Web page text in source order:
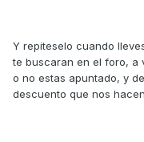
Y repiteselo cuando
te buscaran en el foro, a
o no estas apuntado, y
descuento que nos